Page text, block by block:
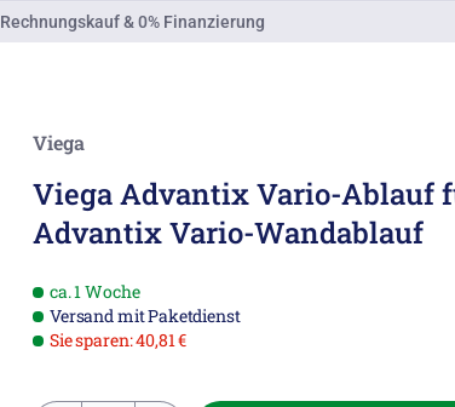
Rechnungskauf & 0% Finanzierung
Viega
Viega Advantix Vario-Ablauf
Advantix Vario-Wandablauf
ca. 1 Woche
Versand mit Paketdienst
Sie sparen: 40,81 €